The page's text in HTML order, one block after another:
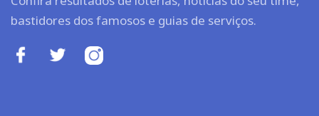
bastidores dos famosos e guias de serviços.